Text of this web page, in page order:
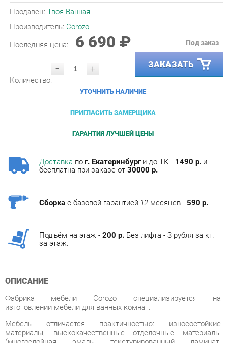
Производитель: Corozo
Последняя цена: 6 690 ₽
- + ЗАКАЗАТЬ
УТОЧНИТЬ НАЛИЧИЕ
ПРИГЛАСИТЬ ЗАМЕРЩИКА
ГАРАНТИЯ ЛУЧШЕЙ ЦЕНЫ
и до ТК -
бесплатна при заказе от30000 р.
Подъём на этаж - 200 р. Без лифта - 3 рубля за кг.
изготовлении мебели для ванных комнат.
Мебель отличается практичностью: износостойкие
материалы, выскокачественные отделочные материалы
(многослойная эмаль, текстурированный ламинат,
влагостойкие плёнки), прочная фурнитура, широкий
модельный ряд - всё это позволит вам создать комплект под
размеры вашей ванной комнаты.